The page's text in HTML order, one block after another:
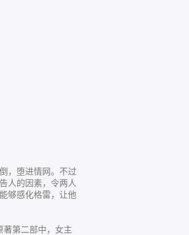
，堕进情网。不过
人的因素，令两人
够感化格雷，让他
著第二部中，女主